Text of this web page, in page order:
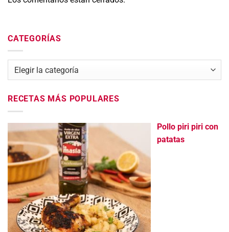
CATEGORÍAS
Categorías
RECETAS MÁS POPULARES
Pollo piri piri con
patatas